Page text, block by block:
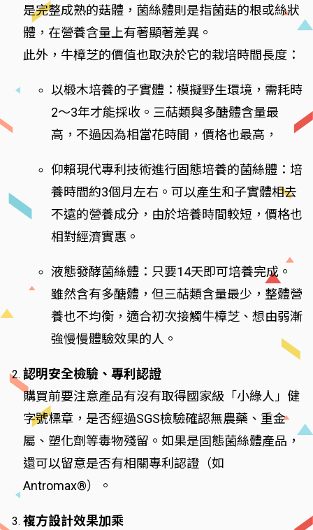
是完整成熟的菇體，菌絲體則是指菌菇的根或絲狀
體，在營養含量上有著顯著差異。
此外，牛樟芝的價值也取決於它的栽培時間長度：
以椴木培養的子實體：模擬野生環境，需耗時
2～3年才能採收。三萜類與多醣體含量最
高，不過因為相當花時間，價格也最高，
仰賴現代專利技術進行固態培養的菌絲體：培
養時間約3個月左右。可以產生和子實體相去
不遠的營養成分，由於培養時間較短，價格也
相對經濟實惠。
液態發酵菌絲體：只要14天即可培養完成。
雖然含有多醣體，但三萜類含量最少，整體營
養也不均衡，適合初次接觸牛樟芝、想由弱漸
強慢慢體驗效果的人。
認明安全檢驗、專利認證
購買前要注意產品有沒有取得國家級「小綠人」健
字號標章，是否經過SGS檢驗確認無農藥、重金
屬、塑化劑等毒物殘留。如果是固態菌絲體產品，
還可以留意是否有相關專利認證（如
Antromax®）。
複方設計效果加乘